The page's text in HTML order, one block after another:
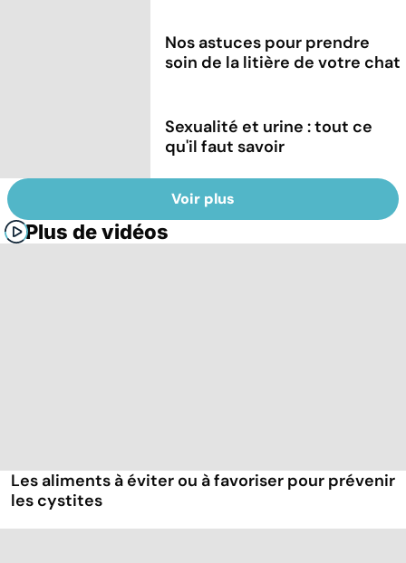
Nos astuces pour prendre
soin de la litière de votre chat
Sexualité et urine : tout ce
qu'il faut savoir
Voir plus
Plus de vidéos
Les aliments à éviter ou à favoriser pour prévenir
les cystites